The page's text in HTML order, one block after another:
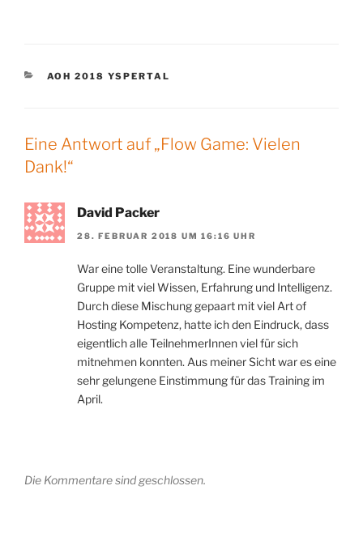
KATEGORIEN
AOH 2018 YSPERTAL
Eine Antwort auf „Flow Game: Vielen
Dank!“
David Packer
28. FEBRUAR 2018 UM 16:16 UHR
War eine tolle Veranstaltung. Eine wunderbare
Gruppe mit viel Wissen, Erfahrung und Intelligenz.
Durch diese Mischung gepaart mit viel Art of
Hosting Kompetenz, hatte ich den Eindruck, dass
eigentlich alle TeilnehmerInnen viel für sich
mitnehmen konnten. Aus meiner Sicht war es eine
sehr gelungene Einstimmung für das Training im
April.
Die Kommentare sind geschlossen.